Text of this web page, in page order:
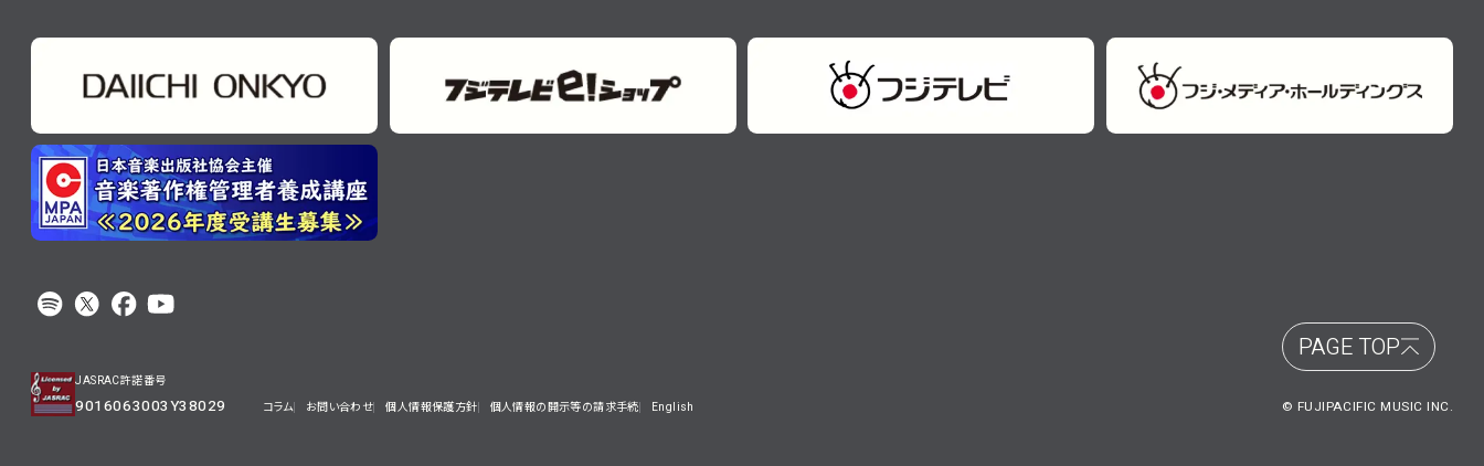
JASRAC許諾番号
9016063003Y38029 コラム お問い合わせ 個人情報保護方針 個人情報の開示等の請求手続 English
PAGE TOP
© FUJIPACIFIC MUSIC INC.